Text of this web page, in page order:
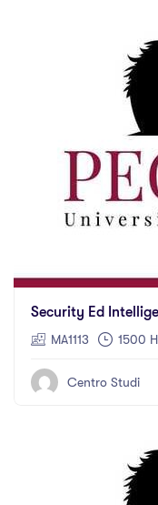
Security Ed
MA1113 1500
Centro Studi